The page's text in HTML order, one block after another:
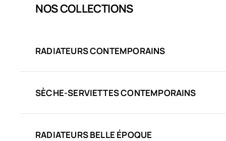
NOS COLLECTIONS
RADIATEURS CONTEMPORAINS
SÈCHE-SERVIETTES CONTEMPORAINS
RADIATEURS BELLE ÉPOQUE